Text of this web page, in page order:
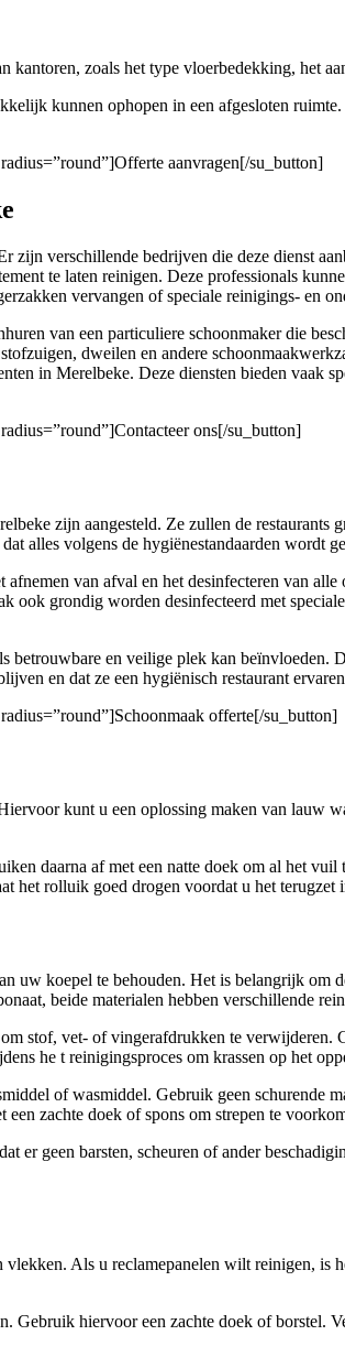
zoals het type vloerbedekking, het
kunnen ophopen in een afgesloten
aanvragen[/su_button]
zijn verschillende bedrijven die deze dienst
te laten reinigen. Deze professionals
vervangen of speciale reinigings- en
van een particuliere schoonmaker die
dweilen en andere
in Merelbeke. Deze diensten bieden vaak
ons[/su_button]
zijn aangesteld. Ze zullen de restaurants
alles volgens de hygiënestandaarden wordt
van afval en het desinfecteren van
grondig worden desinfecteerd met
betrouwbare en veilige plek kan
en dat ze een hygiënisch restaurant
offerte[/su_button]
kunt u een oplossing maken van lauw
daarna af met een natte doek om al het
het rolluik goed drogen voordat u het terugzet
uw koepel te behouden. Het is belangrijk om
beide materialen hebben verschillende
stof, vet- of vingerafdrukken te verwijderen.
he t reinigingsproces om krassen op het
of wasmiddel. Gebruik geen schurende
zachte doek of spons om strepen te
geen barsten, scheuren of ander
Als u reclamepanelen wilt reinigen, is
hiervoor een zachte doek of borstel.